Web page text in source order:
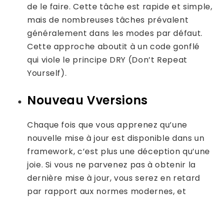
de le faire. Cette tâche est rapide et simple,
mais de nombreuses tâches prévalent
généralement dans les modes par défaut.
Cette approche aboutit à un code gonflé
qui viole le principe DRY (Don’t Repeat
Yourself).
Nouveau Vversions
Chaque fois que vous apprenez qu’une
nouvelle mise à jour est disponible dans un
framework, c’est plus une déception qu’une
joie. Si vous ne parvenez pas à obtenir la
dernière mise à jour, vous serez en retard
par rapport aux normes modernes, et